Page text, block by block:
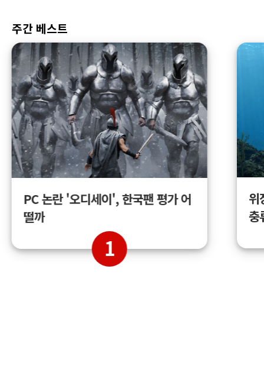
주간 베스트
PC 논란 '오디세이', 한국팬 평가 어
떨까
1
위
충